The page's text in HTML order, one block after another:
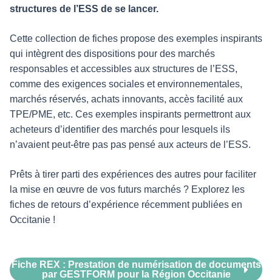
structures de l’ESS de se lancer.
Cette collection de fiches propose des exemples inspirants
qui intègrent des dispositions pour des marchés
responsables et accessibles aux structures de l’ESS,
comme des exigences sociales et environnementales,
marchés réservés, achats innovants, accès facilité aux
TPE/PME, etc. Ces exemples inspirants permettront aux
acheteurs d’identifier des marchés pour lesquels ils
n’avaient peut-être pas pas pensé aux acteurs de l’ESS.
Prêts à tirer parti des expériences des autres pour faciliter
la mise en œuvre de vos futurs marchés ? Explorez les
fiches de retours d’expérience récemment publiées en
Occitanie !
Fiche REX : Prestation de numérisation de documents
par GESTFORM pour la Région Occitanie